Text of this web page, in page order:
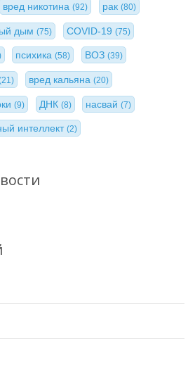
вред никотина(92) рак (80)
дым(75) COVID-19 (75)
психика(58) ВОЗ (39)
вред кальяна (20)
(9) ДНК (8) насвай(7)
интеллект(2)